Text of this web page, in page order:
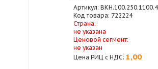
Артикул:
Код товара: 722224
Страна:
не указана
Ценовой сегмент:
не указан
Цена РИЦ с НДС: 1,00